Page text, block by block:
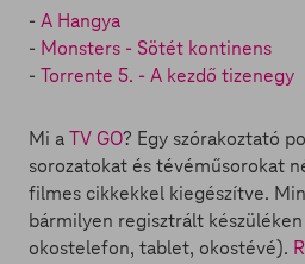
- A Hangya
- Monsters - Sötét kontinens
- Torrente 5. - A kezdő tizenegy
Mi aTV GO? Egy szórakoztató
sorozatokat és tévéműsorokat
filmes cikkekkel kiegészítve.
bármilyen regisztrált
okostelefon, tablet, okostévé).